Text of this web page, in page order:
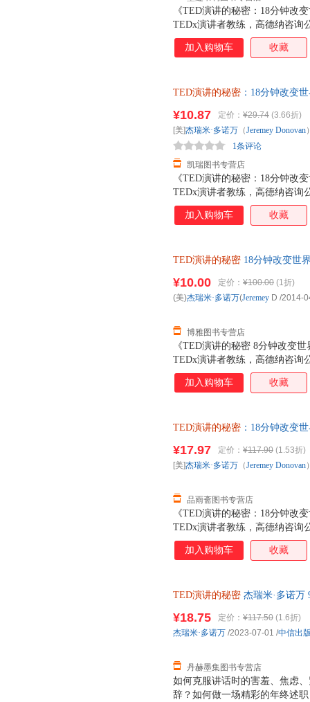
《TED演讲的秘密：18分钟改
TEDx演讲者教练，高德纳咨询
演讲训练的成果全面分享。帮
看和解构数百个TED演讲所需
维码，引领可视化阅读趋势，
TED演讲作为样本展探讨演讲
其他任何演讲书或演讲理论都
加入购物车 收藏
TED演讲的秘密 ：18分钟改变
《TED演讲的秘密：18分钟改
TEDx演讲者教练，高德纳咨询
演讲训练的成果全面分享。帮
看和解构数百个TED演讲所需
维码，引领可视化阅读趋势，
TED演讲作为样本展探讨演讲
其他任何演讲书或演讲理论都
¥10.87 定价： ¥29.74 (3.66折)
凯瑞图书专营店
1条评论
[美]杰瑞米·多诺万 （Jeremey Donovan
加入购物车 收藏
TED演讲的秘密 18分钟改变世
《TED演讲的秘密 8分钟改变
TEDx演讲者教练，高德纳咨询
演讲训练的成果全面分享。帮
看和解构数百个TED演讲所需
码，引领可视化阅读趋势，帮
讲作为样本展探讨演讲内容打
何演讲书或演讲理论都不具备
¥10.00 定价： ¥100.00 (1折)
博雅图书专营店
(美)杰瑞米·多诺万(Jeremey D /2014-
加入购物车 收藏
TED演讲的秘密 ：18分钟改变
《TED演讲的秘密：18分钟改
TEDx演讲者教练，高德纳咨询
演讲训练的成果全面分享。帮
看和解构数百个TED演讲所需
维码，引领可视化阅读趋势，
TED演讲作为样本展探讨演讲
其他任何演讲书或演讲理论都
¥17.97 定价： ¥117.90 (1.53折)
品雨斋图书专营店
[美]杰瑞米·多诺万 （Jeremey Donovan
加入购物车 收藏
TED演讲的秘密 杰瑞米·多诺万
如何克服讲话时的害羞、焦虑
辞？如何做一场精彩的年终述
¥18.75 定价： ¥117.50 (1.6折)
丹赫墨集图书专营店
杰瑞米·多诺万 /2023-07-01 /中信出